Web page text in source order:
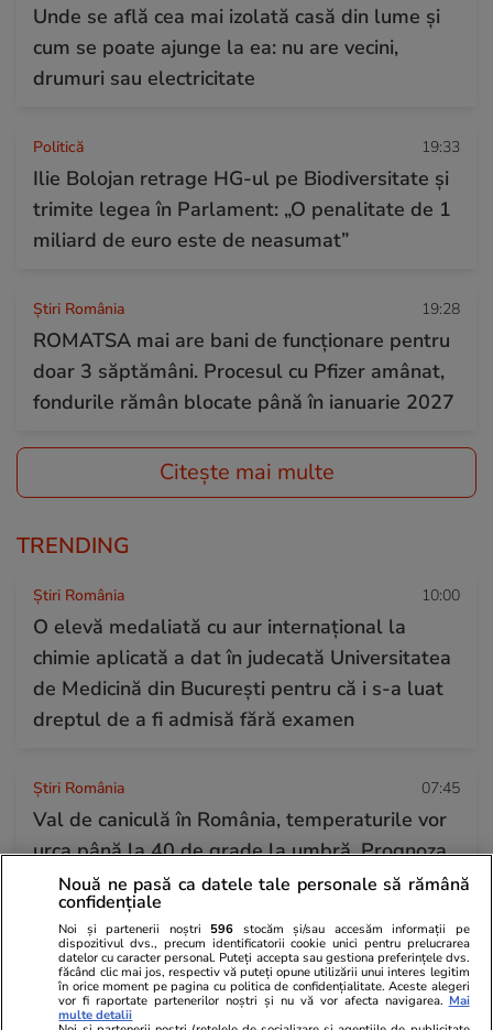
Unde se află cea mai izolată casă din lume și
cum se poate ajunge la ea: nu are vecini,
drumuri sau electricitate
Politică 19:33
Ilie Bolojan retrage HG-ul pe Biodiversitate și
trimite legea în Parlament: „O penalitate de 1
miliard de euro este de neasumat”
Știri România 19:28
ROMATSA mai are bani de funcționare pentru
doar 3 săptămâni. Procesul cu Pfizer amânat,
fondurile rămân blocate până în ianuarie 2027
Citește mai multe
TRENDING
Știri România 10:00
O elevă medaliată cu aur internațional la
chimie aplicată a dat în judecată Universitatea
de Medicină din București pentru că i s-a luat
dreptul de a fi admisă fără examen
Știri România 07:45
Val de caniculă în România, temperaturile vor
urca până la 40 de grade la umbră. Prognoza
meteo ANM pentru perioada 28 iulie – 23
august 2026
Știri Externe 07:40
Un costum de baie obișnuit poate duce la o
Nouă ne pasă ca datele tale personale să rămână
confidențiale
Noi și partenerii noștri 596 stocăm și/sau accesăm informații pe
dispozitivul dvs., precum identificatorii cookie unici pentru prelucrarea
datelor cu caracter personal. Puteți accepta sau gestiona preferințele dvs.
făcând clic mai jos, respectiv vă puteți opune utilizării unui interes legitim
în orice moment pe pagina cu politica de confidențialitate. Aceste alegeri
vor fi raportate partenerilor noștri și nu vă vor afecta navigarea. Mai
multe detalii